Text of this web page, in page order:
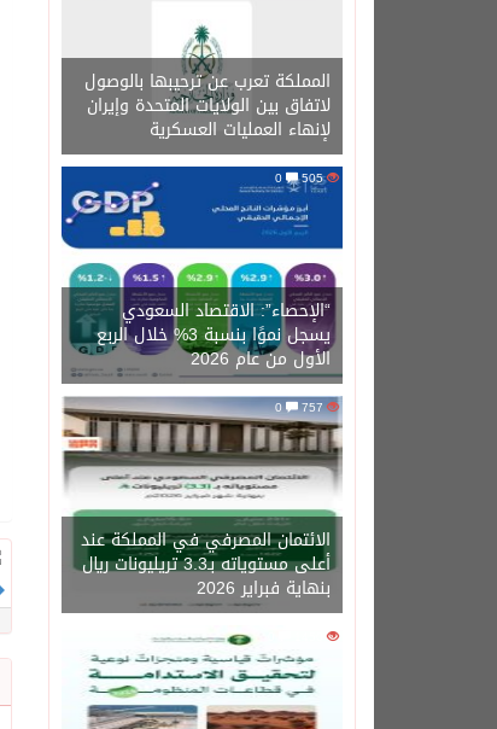
المملكة تعرب عن ترحيبها بالوصول
لاتفاق بين الولايات المتحدة وإيران
لإنهاء العمليات العسكرية
505
“الإحصاء”: الاقتصاد السعودي
يسجل نموًا بنسبة 3% خلال الربع
الأول من عام 2026
757
0
الائتمان المصرفي في المملكة عند
أعلى مستوياته بـ3.3 تريليونات ريال
بنهاية فبراير 2026
1450